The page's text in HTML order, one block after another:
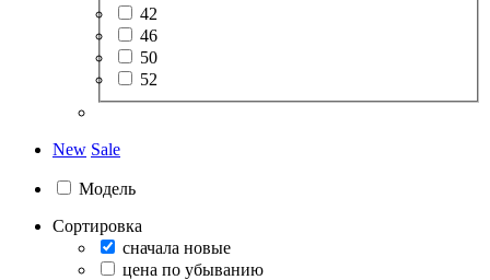
42
46
50
52
New Sale
Модель
Сортировка
сначала новые
цена по убыванию